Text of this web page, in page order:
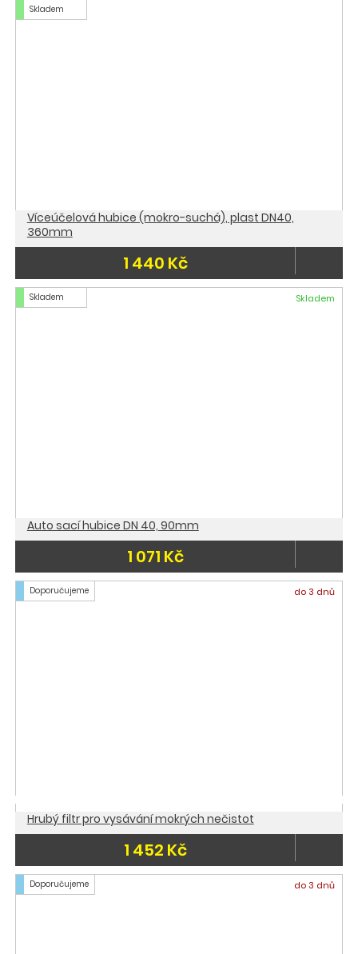
Skladem
Víceúčelová hubice (mokro-suchá), plast DN40,
360mm
1 440 Kč
Skladem Skladem
Auto sací hubice DN 40, 90mm
1 071 Kč
Doporučujeme do 3 dnů
Hrubý filtr pro vysávání mokrých nečistot
1 452 Kč
Doporučujeme do 3 dnů